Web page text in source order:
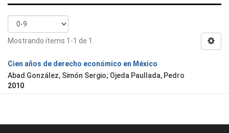
Mostrando ítems 1-1 de 1
Cien años de derecho económico en México
Abad González, Simón Sergio; Ojeda Paullada, Pedro
2010